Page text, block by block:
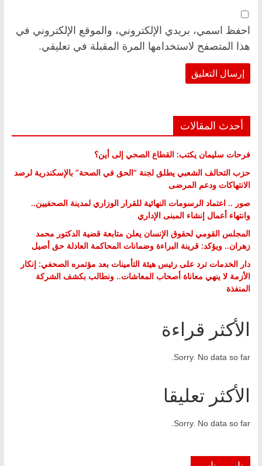
احفظ اسمي، بريدي الإلكتروني، والموقع الإلكتروني في
هذا المتصفح لاستخدامها المرة المقبلة في تعليقي.
أحدث المقالات
فرحات سليمان يكتب: القطاع الصحي إلى أين؟
حزب التحالف الشعبي يطلق لجنة “الحق في الصحة” بالإسكندرية لرصد
الانتهاكات ودعم المرضى
صور .. اعتماد الرسومات النهائية للقرار الوزاري لمدينة الصحفيين..
وانتهاء أعمال إنشاء المبنى الإداري
المجلس القومي لحقوق الإنسان يعلن متابعة قضية الدكتور محمد
زهران.. ويؤكد: قرينة البراءة وضمانات المحاكمة العادلة حق أصيل
دار الخدمات ترد على رئيس هيئة التأمينات بعد مؤتمره الصحفي: إنكار
الأزمة لا ينهي معاناة أصحاب المعاشات.. ونطالب بكشف الشركة
المنفذة
الأكثر قراءة
Sorry. No data so far.
الأكثر تعليقا
Sorry. No data so far.